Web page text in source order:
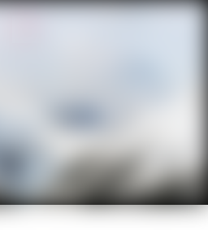
trucs en tout